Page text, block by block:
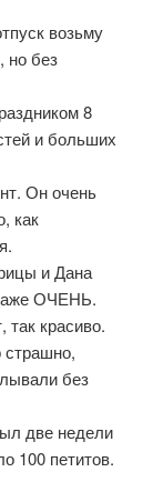
возьму
но без
8
и больших
Он очень
как
и Дана
ОЧЕНЬ.
красиво.
без
две недели
100 петитов.